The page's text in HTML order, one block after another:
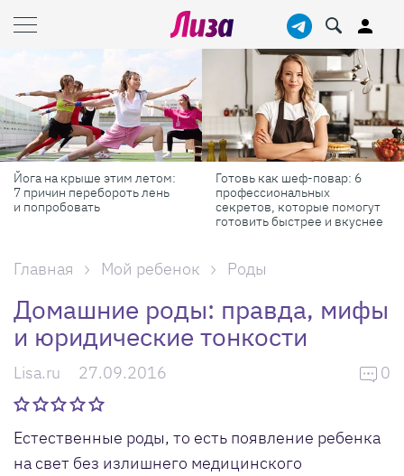
Готовь как шеф-повар: 6
профессиональных
секретов, которые помогут
Масштабные приключения:
самые красивые фестивали
России в августе
Главная Мой ребенок Роды
Домашние роды: правда, мифы
и юридические тонкости
Lisa.ru 27.09.2016 0
Естественные роды, то есть появление ребенка
на свет без излишнего медицинского